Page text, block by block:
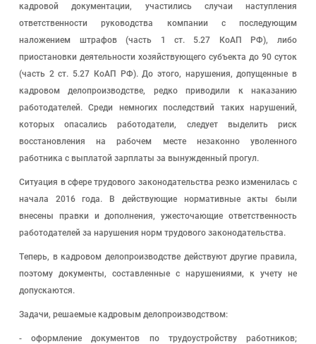
кадровой документации, участились случаи наступления
ответственности руководства компании с последующим
наложением штрафов (часть 1 ст. 5.27 КоАП РФ), либо
приостановки деятельности хозяйствующего субъекта до 90 суток
(часть 2 ст. 5.27 КоАП РФ). До этого, нарушения, допущенные в
кадровом делопроизводстве, редко приводили к наказанию
работодателей. Среди немногих последствий таких нарушений,
которых опасались работодатели, следует выделить риск
восстановления на рабочем месте незаконно уволенного
работника с выплатой зарплаты за вынужденный прогул.
Ситуация в сфере трудового законодательства резко изменилась с
начала 2016 года. В действующие нормативные акты были
внесены правки и дополнения, ужесточающие ответственность
работодателей за нарушения норм трудового законодательства.
Теперь, в кадровом делопроизводстве действуют другие правила,
поэтому документы, составленные с нарушениями, к учету не
допускаются.
Задачи, решаемые кадровым делопроизводством:
- оформление документов по трудоустройству работников;